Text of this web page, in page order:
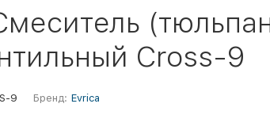
Cross-9
9 Бренд: Evrica